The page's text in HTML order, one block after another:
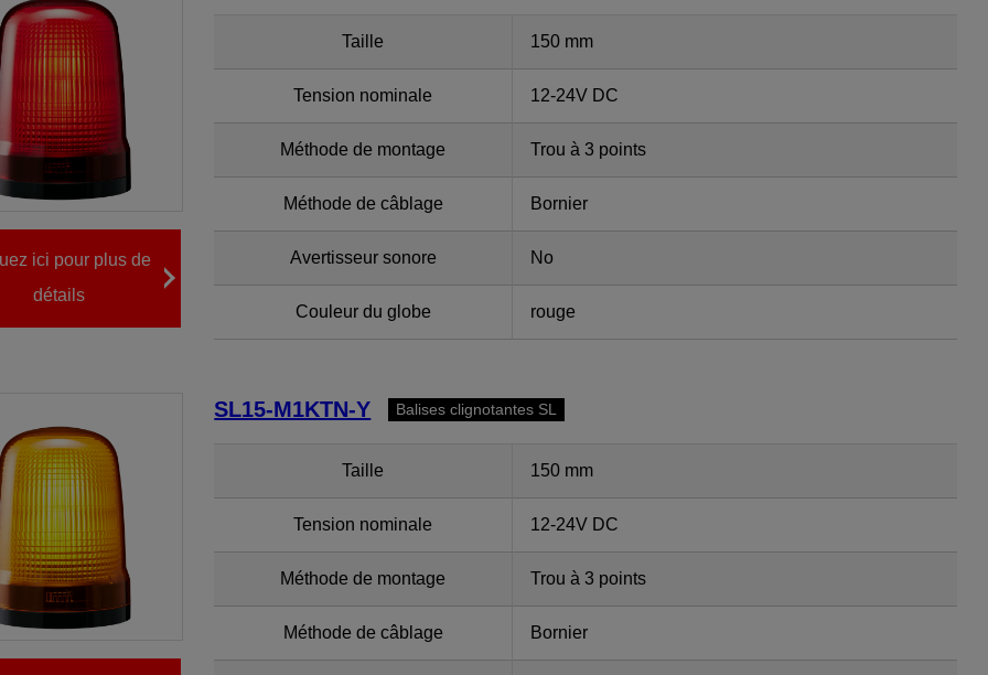
ici pour plus de
détails
Taille 150 mm
Tension nominale 12-24V DC
Méthode de montage Trou à 3 points
Méthode de câblage Bornier
Avertisseur sonore No
Couleur du globe rouge
SL15-M1KTN-Y Balises clignotantes SL
Taille 150 mm
Tension nominale 12-24V DC
Méthode de montage Trou à 3 points
Méthode de câblage Bornier